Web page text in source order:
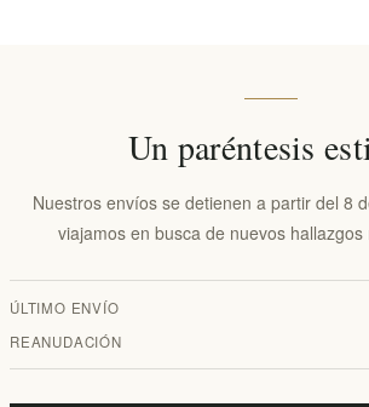
griego
Un paréntesis
Nuestros envíos se detienen a partir del 8
viajamos en busca de nuevos
ÚLTIMO ENVÍO
REANUDACIÓN